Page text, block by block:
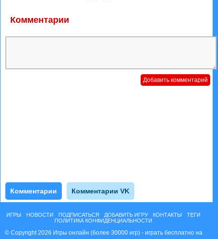
Комментарии
Комментарии Комментарии VK
ИГРЫ НОВОСТИ ПОДПИСАТЬСЯ ДОБАВИТЬ ИГРУ КОНТАКТЫ
ТЕГИ
ПОЛИТИКА КОНФИДЕНЦИАЛЬНОСТИ
© Copyright 2026 Игры онлайн (более 30000 игр) - играть бесплатно на